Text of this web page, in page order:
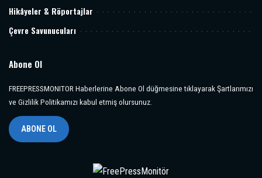
Hikâyeler & Röportajlar
Çevre Savunucuları
Abone Ol
FREEPRESSMONITOR Haberlerine Abone Ol düğmesine tıklayarak Şartlarımızı
ve Gizlilik Politikamızı kabul etmiş olursunuz.
ABONE OL